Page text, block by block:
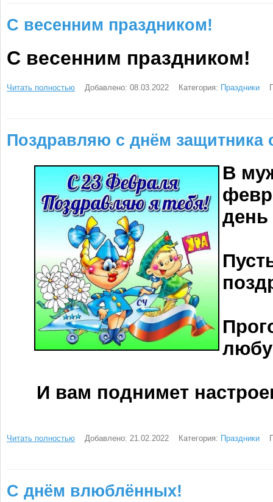
С весенним праздником!
С весенним праздником!
Читать полностью Добавлено: 08.03.2022 Категория: Праздники
Поздравляю с днём защитника
В
день
И вам поднимет
Читать полностью Добавлено: 21.02.2022 Категория: Праздники
С днём влюблённых!